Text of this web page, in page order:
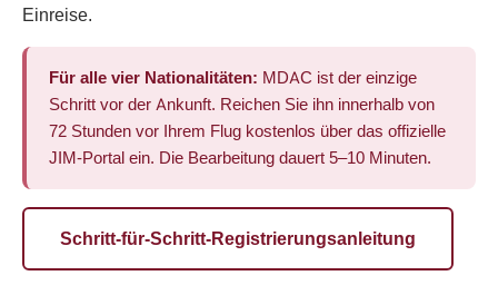
Einreise.
Für alle vier Nationalitäten: MDAC ist der einzige
Schritt vor der Ankunft. Reichen Sie ihn innerhalb von
72 Stunden vor Ihrem Flug kostenlos über das offizielle
JIM-Portal ein. Die Bearbeitung dauert 5–10 Minuten.
Schritt-für-Schritt-Registrierungsanleitung